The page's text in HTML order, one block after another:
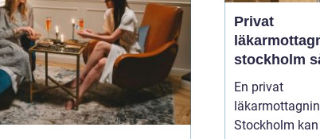
Privat
stockholm så hittar
du rätt vård
villkor
En privat
Stockholm